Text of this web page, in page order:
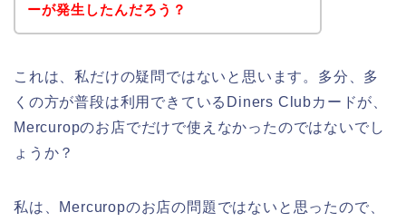
ーが発生したんだろう？
これは、私だけの疑問ではないと思います。多分、多
くの方が普段は利用できているDiners Clubカードが、
Mercuropのお店でだけで使えなかったのではないでし
ょうか？
私は、Mercuropのお店の問題ではないと思ったので、